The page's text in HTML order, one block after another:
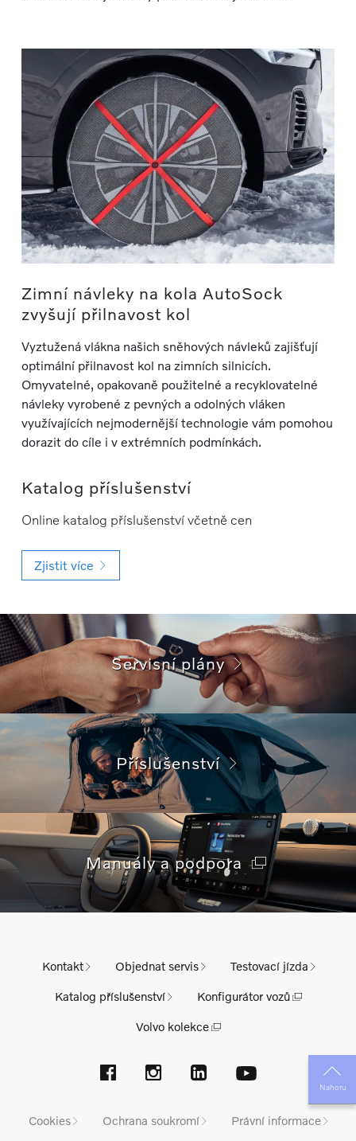
Zimní návleky na kola AutoSock
zvyšují přilnavost kol
Vyztužená vlákna našich sněhových návleků zajišťují
optimální přilnavost kol na zimních silnicích.
Omyvatelné, opakovaně použitelné a recyklovatelné
návleky vyrobené z pevných a odolných vláken
využívajících nejmodernější technologie vám pomohou
dorazit do cíle i v extrémních podmínkách.
Katalog příslušenství
Online katalog příslušenství včetně cen
Zjistit více
Servisní plány
Příslušenství
Manuály a podpora
Nahoru
Kontakt Objednat servis Testovací jízda
Katalog příslušenství Konfigurátor vozů
Volvo kolekce
Cookies Ochrana soukromí Právní informace